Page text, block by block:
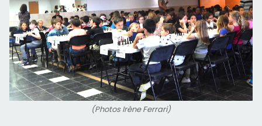
(Photos Irène Ferrari)